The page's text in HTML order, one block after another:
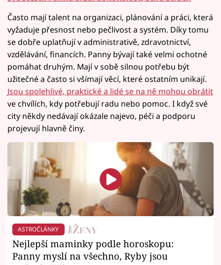
Často mají talent na organizaci, plánování a práci, která
vyžaduje přesnost nebo pečlivost a systém. Díky tomu
se dobře uplatňují v administrativě, zdravotnictví,
vzdělávání, financích. Panny bývají také velmi ochotné
pomáhat druhým. Mají v sobě silnou potřebu být
užitečné a často si všímají věcí, které ostatním unikají.
Jsou spolehlivé, praktické a lidé se na ně mohou obrátit
ve chvílích, kdy potřebují radu nebo pomoc. I když své
city někdy nedávají okázale najevo, péči a podporu
projevují hlavně činy.
ASTROČLÁNKY
Nejlepší maminky podle horoskopu:
Panny myslí na všechno, Ryby jsou